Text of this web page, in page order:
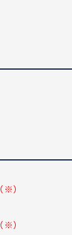
（※）
（※）